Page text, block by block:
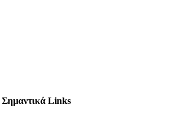
Σημαντικά Links